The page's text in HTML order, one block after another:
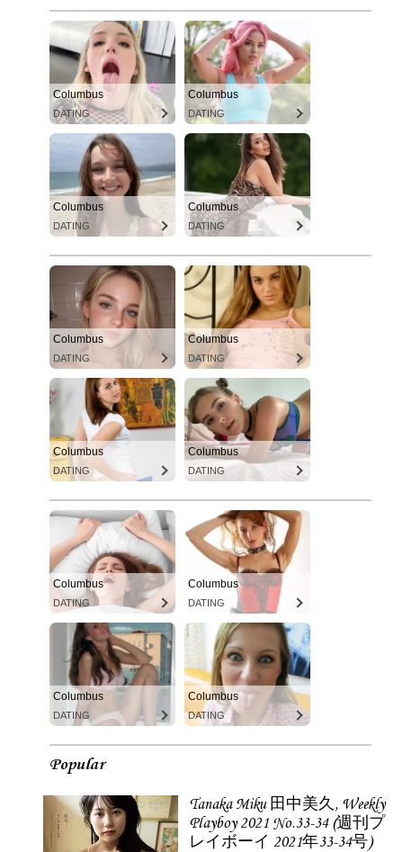
Columbus
DATING
Columbus
DATING
Columbus
DATING
Columbus
DATING
Columbus
DATING
Columbus
DATING
Columbus
DATING
Columbus
DATING
Columbus
DATING
Columbus
DATING
Columbus
DATING
Columbus
DATING
Popular
Tanaka Miku 田中美久, Weekly
Playboy 2021 No.33-34 (週刊プ
レイボーイ 2021年33-34号)